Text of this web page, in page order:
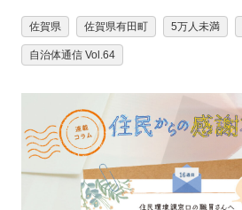
佐賀県 佐賀県有田町 5万人未満
自治体通信 Vol.64